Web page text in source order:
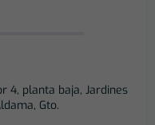
4, planta baja, Jardines
Gto.